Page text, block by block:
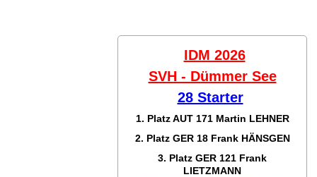
IDM 2026
SVH - Dümmer See
28 Starter
1. Platz AUT 171 Martin LEHNER
2. Platz GER 18 Frank HÄNSGEN
3. Platz GER 121 Frank
LIETZMANN